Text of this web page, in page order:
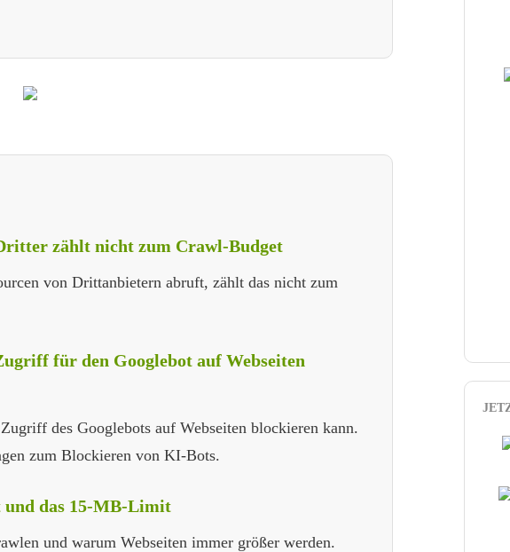
zählt nicht zum Crawl-Budget
von Drittanbietern abruft, zählt das nicht zum
für den Googlebot auf Webseiten
des Googlebots auf Webseiten blockieren kann.
zum Blockieren von KI-Bots.
das 15-MB-Limit
und warum Webseiten immer größer werden.